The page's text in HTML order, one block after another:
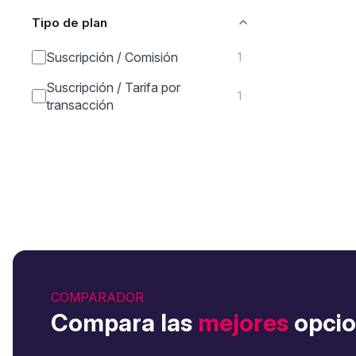
Tipo de plan
Suscripción / Comisión 1
Suscripción / Tarifa por
transacción
1
COMPARADOR
Compara las mejores